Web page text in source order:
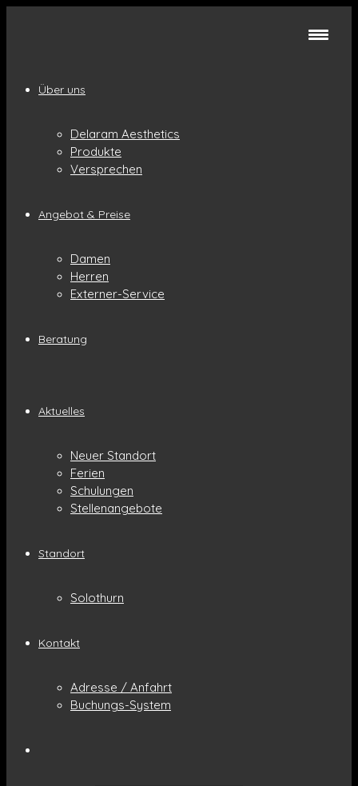
Über uns
Delaram Aesthetics
Produkte
Versprechen
Angebot & Preise
Damen
Herren
Externer-Service
Beratung
Aktuelles
Neuer Standort
Ferien
Schulungen
Stellenangebote
Standort
Solothurn
Kontakt
Adresse / Anfahrt
Buchungs-System